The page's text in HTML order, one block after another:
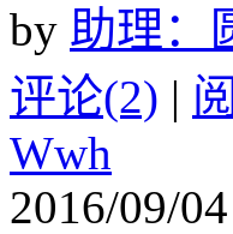
by 助理：
评论(2) |
Wwh
2016/09/